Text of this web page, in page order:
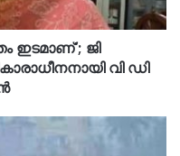
ഇടമാണ്'; ജി
വി ഡി